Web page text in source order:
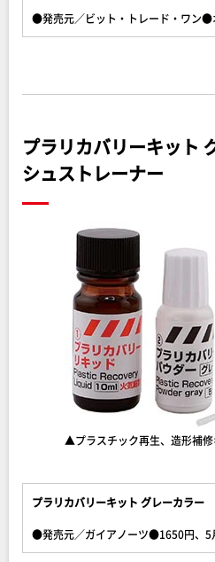
●発売元／ビット・トレード・ワン●
プラリカバリーキット
シュストレーナー
▲プラスチック再生、造形補修
プラリカバリーキット グレーカラー
●発売元／ガイアノーツ●1650円、5